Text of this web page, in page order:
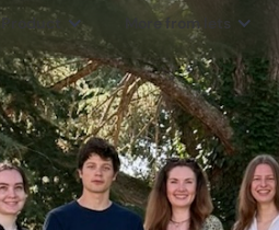
Product More from lets